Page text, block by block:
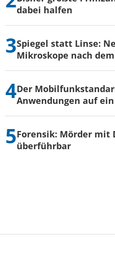
dabei halfen
Spiegel statt Linse:
Mikroskope nach
Der
Anwendungen auf
Forensik: Mörder mit
überführbar